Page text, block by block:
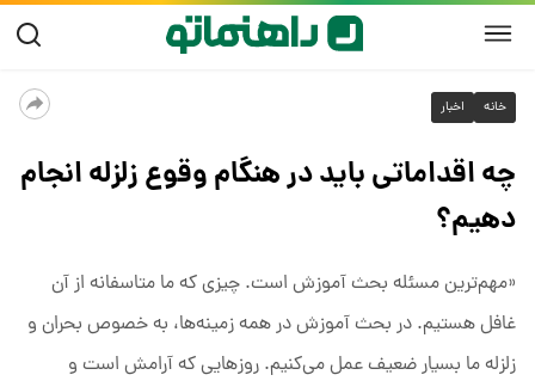
خانه اخبار
چه اقداماتی باید در هنگام وقوع زلزله انجام
دهیم؟
«مهم‌ترین مسئله بحث آموزش است. چیزی که ما متاسفانه از آن
غافل هستیم. در بحث آموزش در همه زمینه‌ها، به خصوص بحران و
زلزله ما بسیار ضعیف عمل می‌کنیم. روز‌هایی که آرامش است و